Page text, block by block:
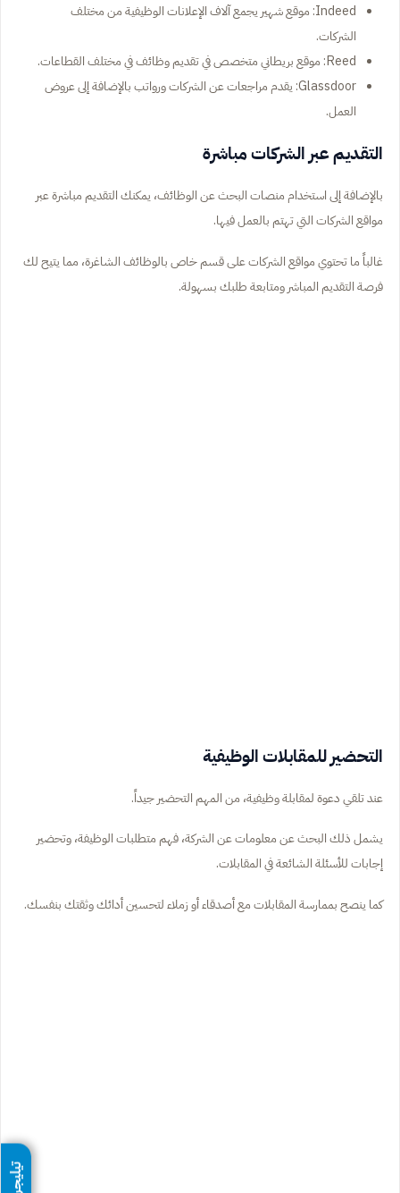
Indeed: موقع شهير يجمع آلاف الإعلانات الوظيفية من مختلف
الشركات.
Reed: موقع بريطاني متخصص في تقديم وظائف في مختلف القطاعات.
Glassdoor: يقدم مراجعات عن الشركات ورواتب بالإضافة إلى عروض
العمل.
التقديم عبر الشركات مباشرة
بالإضافة إلى استخدام منصات البحث عن الوظائف، يمكنك التقديم مباشرة عبر
مواقع الشركات التي تهتم بالعمل فيها.
غالباً ما تحتوي مواقع الشركات على قسم خاص بالوظائف الشاغرة، مما يتيح لك
فرصة التقديم المباشر ومتابعة طلبك بسهولة.
التحضير للمقابلات الوظيفية
عند تلقي دعوة لمقابلة وظيفية، من المهم التحضير جيداً.
يشمل ذلك البحث عن معلومات عن الشركة، فهم متطلبات الوظيفة، وتحضير
إجابات للأسئلة الشائعة في المقابلات.
كما ينصح بممارسة المقابلات مع أصدقاء أو زملاء لتحسين أدائك وثقتك بنفسك.